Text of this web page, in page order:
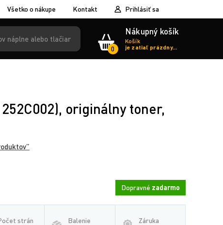
Všetko o nákupe Kontakt Prihlásiť sa
0
Nákupný košík
Košík
je zatiaľ prázdny...
originálny toner,
Dopravné zadarmo
strán
Balenie
Záruka